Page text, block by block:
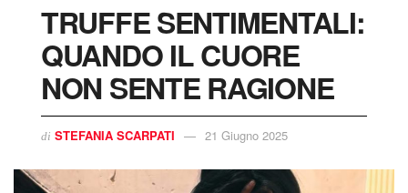
TRUFFE SENTIMENTALI:
QUANDO IL CUORE
NON SENTE RAGIONE
di STEFANIA SCARPATI 21 Giugno 2025